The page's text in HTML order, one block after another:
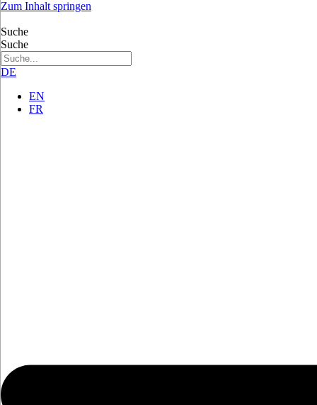
Zum Inhalt springen
Suche
Suche
DE
EN
FR